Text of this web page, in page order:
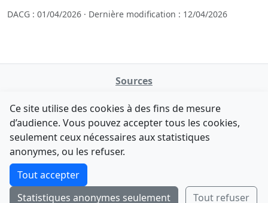
DACG : 01/04/2026 · Dernière modification : 12/04/2026
Sources
data.gouv.fr
Legifrance - API
Contact
F-Droid·App Store
Tchap
© 2026retiolus— NATINFo
Comment avez-vous découvert NATINFo ?
Une courte réponse suffit (500 caractères max).
Envoyer Ignorer
Ce site utilise des cookies à des fins de mesure
d’audience. Vous pouvez accepter tous les cookies,
seulement ceux nécessaires aux statistiques
anonymes, ou les refuser.
Tout accepter
Statistiques anonymes seulement
Tout refuser